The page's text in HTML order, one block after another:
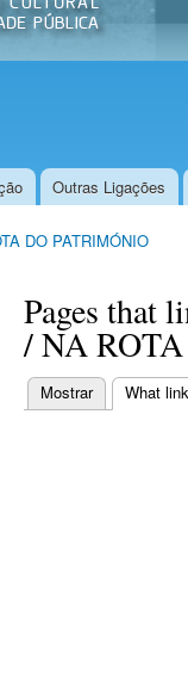
Outras Ligações
DO PATRIMÓNIO
Pages that
/ NA
Separadores
Mostrar What